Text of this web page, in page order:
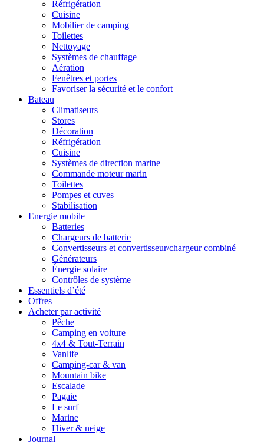
Réfrigération
Cuisine
Mobilier de camping
Toilettes
Nettoyage
Systèmes de chauffage
Aération
Fenêtres et portes
Favoriser la sécurité et le confort
Bateau
Climatiseurs
Stores
Décoration
Réfrigération
Cuisine
Systèmes de direction marine
Commande moteur marin
Toilettes
Pompes et cuves
Stabilisation
Energie mobile
Batteries
Chargeurs de batterie
Convertisseurs et convertisseur/chargeur combiné
Générateurs
Énergie solaire
Contrôles de système
Essentiels d’été
Offres
Acheter par activité
Pêche
Camping en voiture
4x4 & Tout-Terrain
Vanlife
Camping-car & van
Mountain bike
Escalade
Pagaie
Le surf
Marine
Hiver & neige
Journal